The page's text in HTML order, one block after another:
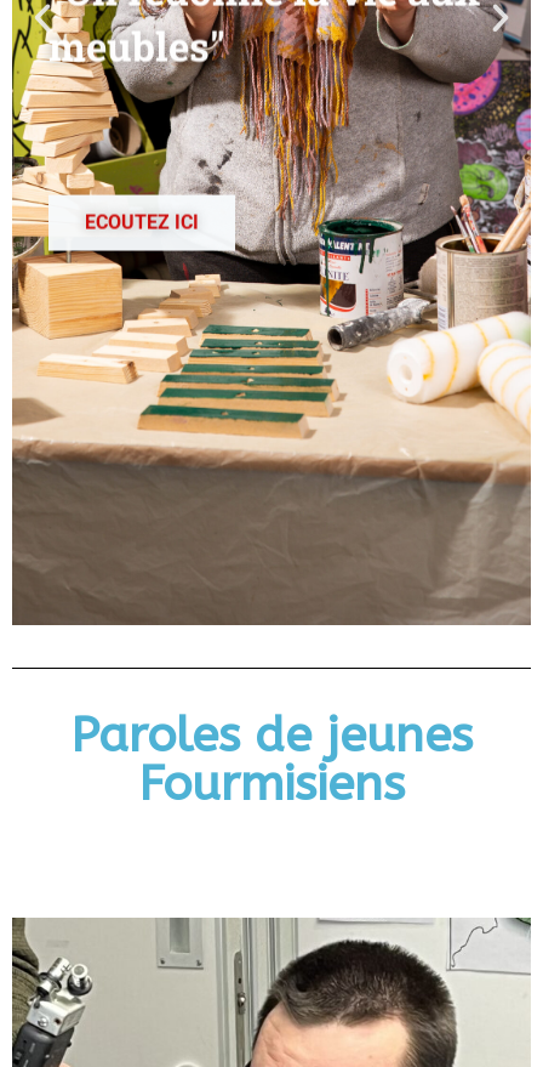
meubles"
ECOUTEZ ICI
Paroles de jeunes
Fourmisiens